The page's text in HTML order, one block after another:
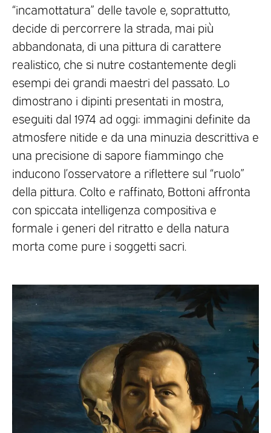
“incamottatura” delle tavole e, soprattutto,
decide di percorrere la strada, mai più
abbandonata, di una pittura di carattere
realistico, che si nutre costantemente degli
esempi dei grandi maestri del passato. Lo
dimostrano i dipinti presentati in mostra,
eseguiti dal 1974 ad oggi: immagini definite da
atmosfere nitide e da una minuzia descrittiva e
una precisione di sapore fiammingo che
inducono l’osservatore a riflettere sul “ruolo”
della pittura. Colto e raffinato, Bottoni affronta
con spiccata intelligenza compositiva e
formale i generi del ritratto e della natura
morta come pure i soggetti sacri.